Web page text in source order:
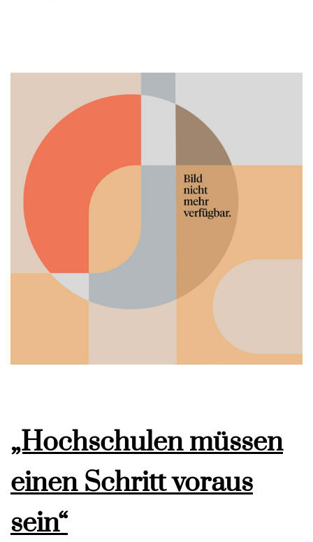
„Hochschulen müssen
einen Schritt voraus
sein“